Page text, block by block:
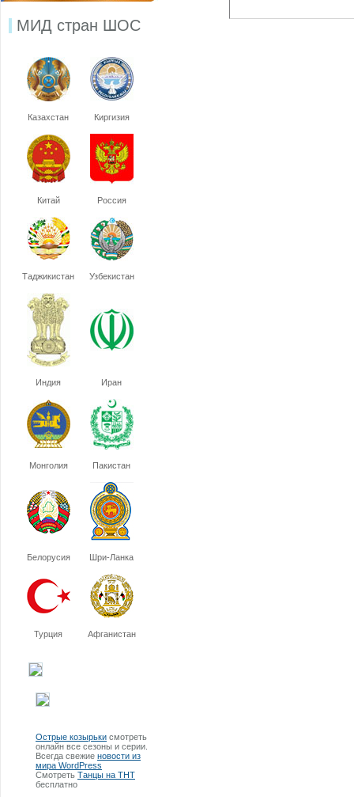
МИД стран ШОС
Казахстан Киргизия
Китай Россия
Таджикистан Узбекистан
Индия Иран
Монголия Пакистан
Белорусия Шри-Ланка
Турция Афганистан
Острые козырьки смотреть
онлайн все сезоны и серии.
Всегда свежие новости из
мира WordPress
Смотреть Танцы на ТНТ
бесплатно